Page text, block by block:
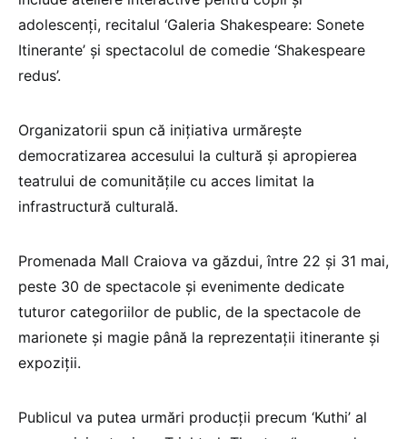
adolescenţi, recitalul ‘Galeria Shakespeare: Sonete
Itinerante’ şi spectacolul de comedie ‘Shakespeare
redus’.
Organizatorii spun că iniţiativa urmăreşte
democratizarea accesului la cultură şi apropierea
teatrului de comunităţile cu acces limitat la
infrastructură culturală.
Promenada Mall Craiova va găzdui, între 22 şi 31 mai,
peste 30 de spectacole şi evenimente dedicate
tuturor categoriilor de public, de la spectacole de
marionete şi magie până la reprezentaţii itinerante şi
expoziţii.
Publicul va putea urmări producţii precum ‘Kuthi’ al